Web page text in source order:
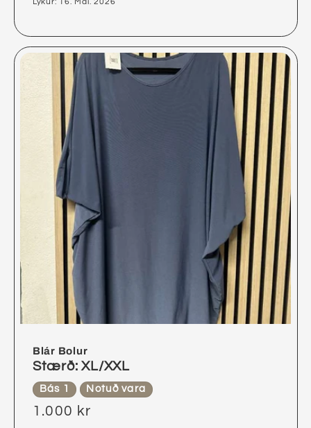
Blár Bolur
Stærð: XL/XXL
Bás 1 Notuð vara
1.000 kr